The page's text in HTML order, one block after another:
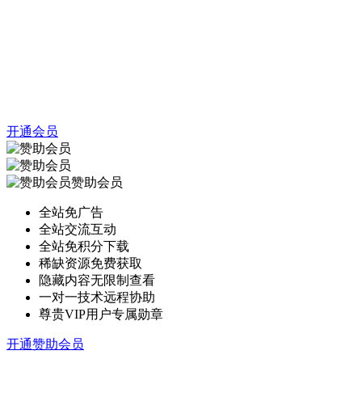
开通会员
赞助会员
全站免广告
全站交流互动
全站免积分下载
稀缺资源免费获取
隐藏内容无限制查看
一对一技术远程协助
尊贵VIP用户专属勋章
开通赞助会员